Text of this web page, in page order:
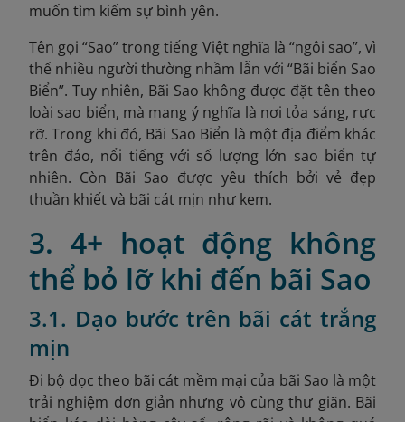
muốn tìm kiếm sự bình yên.
Tên gọi “Sao” trong tiếng Việt nghĩa là “ngôi sao”, vì
thế nhiều người thường nhầm lẫn với “Bãi biển Sao
Biển”. Tuy nhiên, Bãi Sao không được đặt tên theo
loài sao biển, mà mang ý nghĩa là nơi tỏa sáng, rực
rỡ. Trong khi đó, Bãi Sao Biển là một địa điểm khác
trên đảo, nổi tiếng với số lượng lớn sao biển tự
nhiên. Còn Bãi Sao được yêu thích bởi vẻ đẹp
thuần khiết và bãi cát mịn như kem.
3. 4+ hoạt động không
thể bỏ lỡ khi đến bãi Sao
3.1. Dạo bước trên bãi cát trắng
mịn
Đi bộ dọc theo bãi cát mềm mại của bãi Sao là một
trải nghiệm đơn giản nhưng vô cùng thư giãn. Bãi